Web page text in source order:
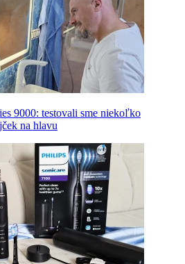
9000: testovali sme niekoľko
na hlavu